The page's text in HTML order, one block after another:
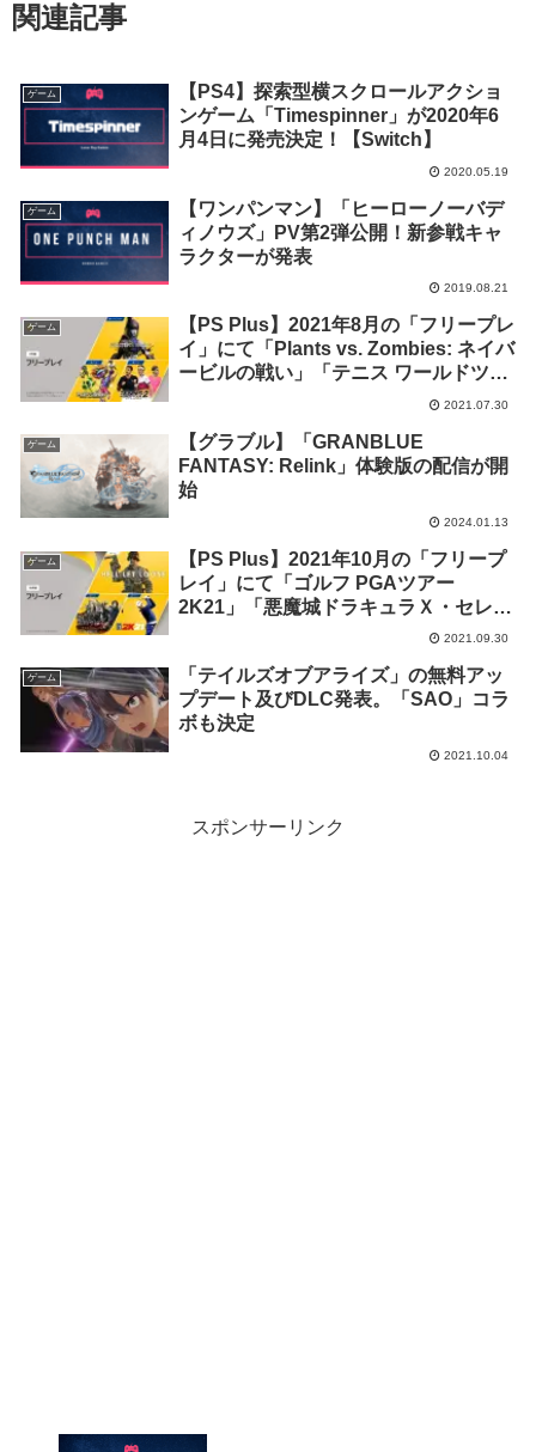
関連記事
ゲーム
【PS4】探索型横スクロールアクショ
ンゲーム「Timespinner」が2020年6
月4日に発売決定！【Switch】
2020.05.19
ゲーム
【ワンパンマン】「ヒーローノーバデ
ィノウズ」PV第2弾公開！新参戦キャ
ラクターが発表
2019.08.21
ゲーム
【PS Plus】2021年8月の「フリープレ
イ」にて「Plants vs. Zombies: ネイバ
ービルの戦い」「テニス ワールドツア
ー 2」「ハンターズアリーナ：レジェ
2021.07.30
ゲーム
【グラブル】「GRANBLUE
FANTASY: Relink」体験版の配信が開
始
2024.01.13
ゲーム
【PS Plus】2021年10月の「フリープ
レイ」にて「ゴルフ PGAツアー
2K21」「悪魔城ドラキュラＸ・セレク
ション 月下の夜想曲 ＆ 血の輪廻」
が決定！
2021.09.30
ゲーム
「テイルズオブアライズ」の無料アッ
プデート及びDLC発表。「SAO」コラ
ボも決定
2021.10.04
スポンサーリンク